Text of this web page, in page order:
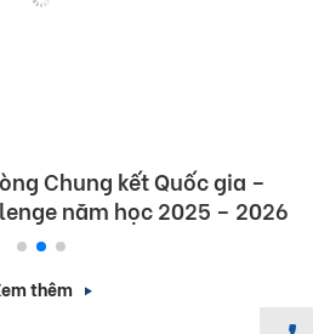
Chung kết Quốc gia –
năm học 2025 – 2026
thêm